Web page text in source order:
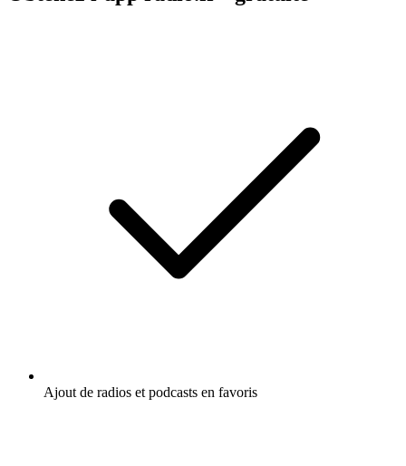
Ajout de radios et podcasts en favoris